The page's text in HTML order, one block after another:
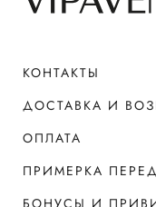
КОНТАКТЫ
ДОСТАВКА И
ОПЛАТА
ПРИМЕРКА